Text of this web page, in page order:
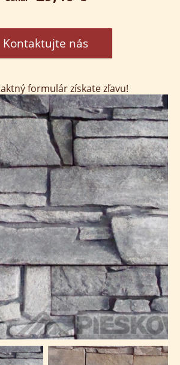
Kontaktujte nás
formulár získate zľavu!